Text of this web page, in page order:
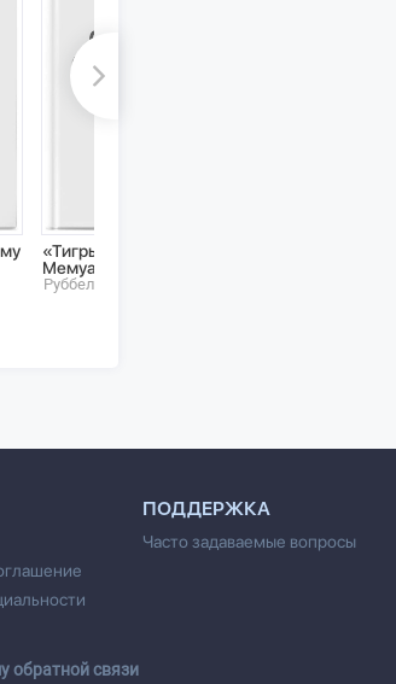
«Тигры» в снегу:
Мемуары танкового аса
Руббель А.
ПОДДЕРЖКА
Часто задаваемые вопросы
обратной связи